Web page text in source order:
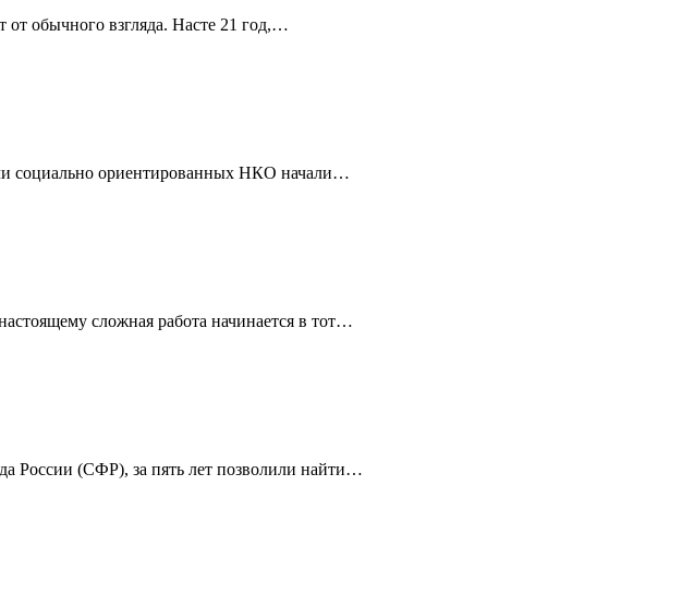
от обычного взгляда. Насте 21 год,…
социально ориентированных НКО начали…
сложная работа начинается в тот…
России (СФР), за пять лет позволили найти…